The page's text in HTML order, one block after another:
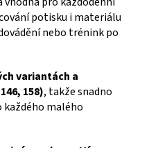
potisku i materiálu
nebo trénink po
variantách a
158), takže snadno
malého